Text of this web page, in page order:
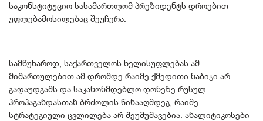
საკონსტიტუციო სასამართლომ პრეზიდენტს დროებით
უფლებამოსილებაც შეუჩერა.
სამწუხაროდ, საქართველოს ხელისუფლებას ამ
მიმართულებით ამ დრომდე რაიმე ქმედითი ნაბიჯი არ
გადაუდგამს და საკანონმდებლო დონეზე რუსულ
პროპაგანდასთან ბრძოლის წინააღმდეგ, რაიმე
სტრატეგიული ცვლილება არ შეუმუშავებია. ანალიტიკოსები